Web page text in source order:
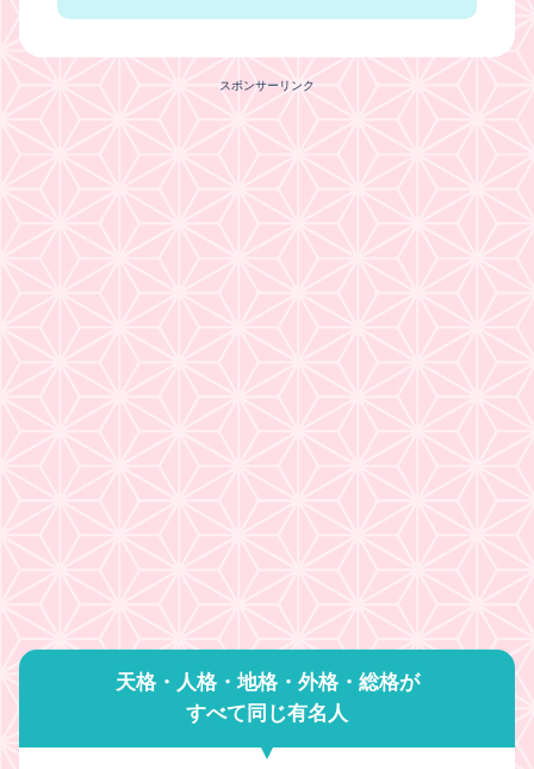
スポンサーリンク
天格・人格・地格・外格・総格が
すべて同じ有名人